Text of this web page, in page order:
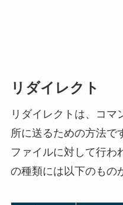
リダイレクト
リダイレクトは、コマ
所に送るための方法で
ファイルに対して行わ
の種類には以下のもの